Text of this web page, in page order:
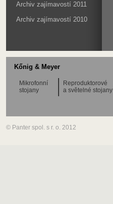
Archiv zajímavostí 2011
Archiv zajímavostí 2010
Kőnig & Meyer
Mikrofonní
stojany
Reproduktorové
a světelné stojany
© Panter spol. s r. o. 2012